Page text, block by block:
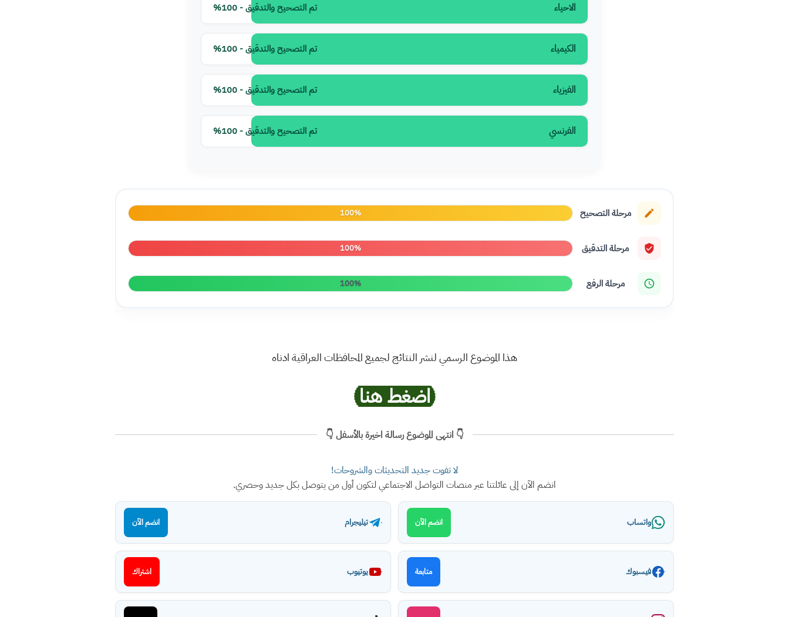
الاحياء تم التصحيح والتدقيق - 100%
الكيمياء تم التصحيح والتدقيق - 100%
الفيزياء تم التصحيح والتدقيق - 100%
الفرنسي تم التصحيح والتدقيق - 100%
مرحلة التصحيح 100%
مرحلة التدقيق 100%
مرحلة الرفع 100%
هذا الموضوع الرسمي لنشر النتائج لجميع المحافظات العراقية ادناه
اضغط هنا
👇 انتهى الموضوع رسالة اخيرة بالأسفل 👇
لا تفوت جديد التحديثات والشروحات!
انضم الآن إلى عائلتنا عبر منصات التواصل الاجتماعي لتكون أول من يتوصل بكل جديد وحصري.
واتساب انضم الآن تيليجرام انضم الآن
فيسبوك متابعة يوتيوب اشتراك